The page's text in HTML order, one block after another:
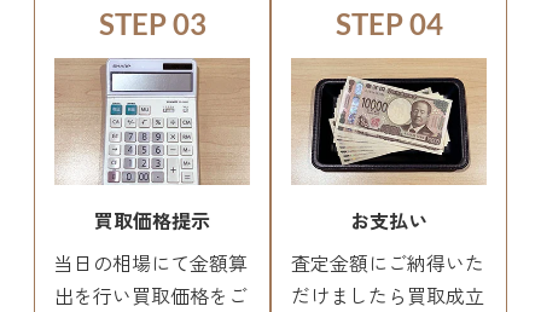
STEP 03
買取価格提示
当日の相場にて金額算
出を行い買取価格をご
STEP 04
お支払い
査定金額にご納得いた
だけましたら買取成立